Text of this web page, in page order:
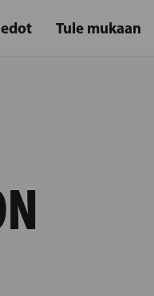
Tule mukaan